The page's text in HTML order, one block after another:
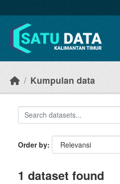
Kumpulan data
Order by
1 dataset found